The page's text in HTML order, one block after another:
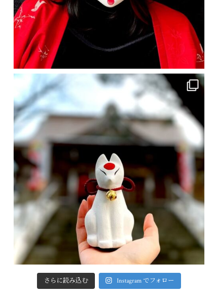
さらに読み込む Instagram でフォロー